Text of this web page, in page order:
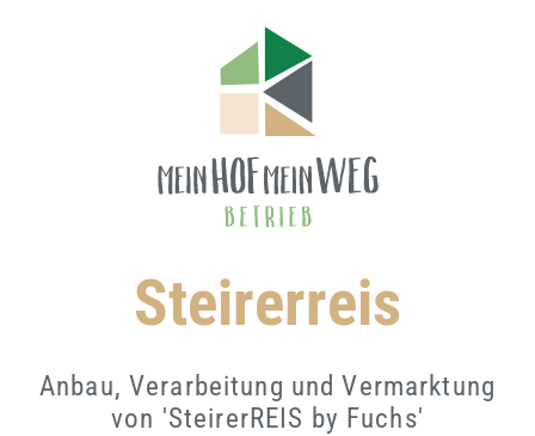
Steirerreis
Anbau, Verarbeitung und Vermarktung
von 'SteirerREIS by Fuchs'